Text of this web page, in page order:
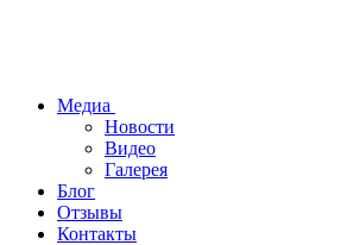
Медиа
Новости
Видео
Галерея
Блог
Отзывы
Контакты